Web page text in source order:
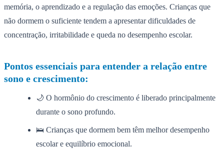
memória, o aprendizado e a regulação das emoções. Crianças que
não dormem o suficiente tendem a apresentar dificuldades de
concentração, irritabilidade e queda no desempenho escolar.
Pontos essenciais para entender a relação entre
sono e crescimento:
🌙 O hormônio do crescimento é liberado principalmente
durante o sono profundo.
🛌 Crianças que dormem bem têm melhor desempenho
escolar e equilíbrio emocional.